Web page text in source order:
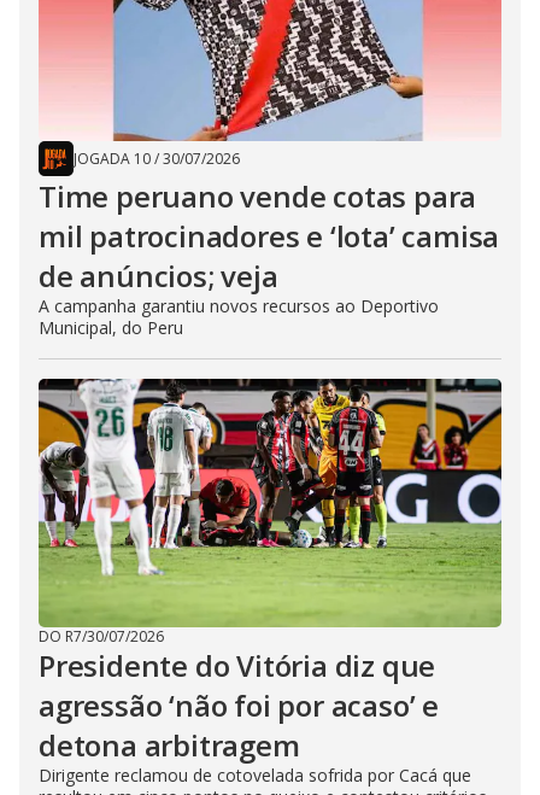
JOGADA 10/30/07/2026
Time peruano vende cotas para
mil patrocinadores e ‘lota’ camisa
de anúncios; veja
A campanha garantiu novos recursos ao Deportivo
Municipal, do Peru
DO R7/30/07/2026
Presidente do Vitória diz que
agressão ‘não foi por acaso’ e
detona arbitragem
Dirigente reclamou de cotovelada sofrida por Cacá que